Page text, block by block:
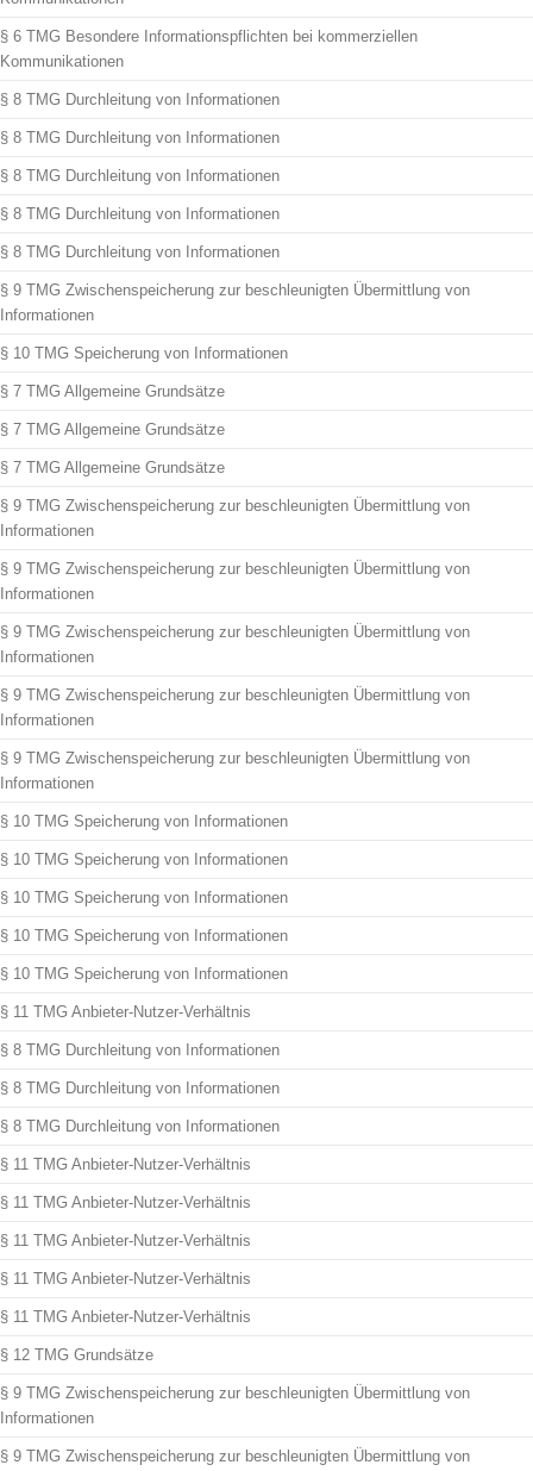
§ 6 TMG Besondere Informationspflichten bei kommerziellen
Kommunikationen
§ 8 TMG Durchleitung von Informationen
§ 8 TMG Durchleitung von Informationen
§ 8 TMG Durchleitung von Informationen
§ 8 TMG Durchleitung von Informationen
§ 8 TMG Durchleitung von Informationen
§ 9 TMG Zwischenspeicherung zur beschleunigten Übermittlung von
Informationen
§ 10 TMG Speicherung von Informationen
§ 7 TMG Allgemeine Grundsätze
§ 7 TMG Allgemeine Grundsätze
§ 7 TMG Allgemeine Grundsätze
§ 9 TMG Zwischenspeicherung zur beschleunigten Übermittlung von
Informationen
§ 9 TMG Zwischenspeicherung zur beschleunigten Übermittlung von
Informationen
§ 9 TMG Zwischenspeicherung zur beschleunigten Übermittlung von
Informationen
§ 9 TMG Zwischenspeicherung zur beschleunigten Übermittlung von
Informationen
§ 9 TMG Zwischenspeicherung zur beschleunigten Übermittlung von
Informationen
§ 10 TMG Speicherung von Informationen
§ 10 TMG Speicherung von Informationen
§ 10 TMG Speicherung von Informationen
§ 10 TMG Speicherung von Informationen
§ 10 TMG Speicherung von Informationen
§ 11 TMG Anbieter-Nutzer-Verhältnis
§ 8 TMG Durchleitung von Informationen
§ 8 TMG Durchleitung von Informationen
§ 8 TMG Durchleitung von Informationen
§ 11 TMG Anbieter-Nutzer-Verhältnis
§ 11 TMG Anbieter-Nutzer-Verhältnis
§ 11 TMG Anbieter-Nutzer-Verhältnis
§ 11 TMG Anbieter-Nutzer-Verhältnis
§ 11 TMG Anbieter-Nutzer-Verhältnis
§ 12 TMG Grundsätze
§ 9 TMG Zwischenspeicherung zur beschleunigten Übermittlung von
Informationen
§ 9 TMG Zwischenspeicherung zur beschleunigten Übermittlung von